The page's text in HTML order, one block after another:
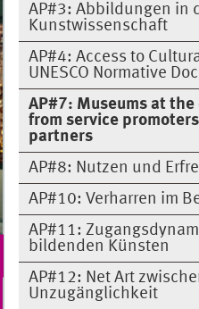
AP#3: Abbildungen in
Kunstwissenschaft
AP#4: Access to
UNESCO Normative
AP#7: Museums at
from service
partners
AP#8: Nutzen und
AP#10: Verharren im
AP#11:
bildenden Künsten
AP#12: Net Art
Unzugänglichkeit